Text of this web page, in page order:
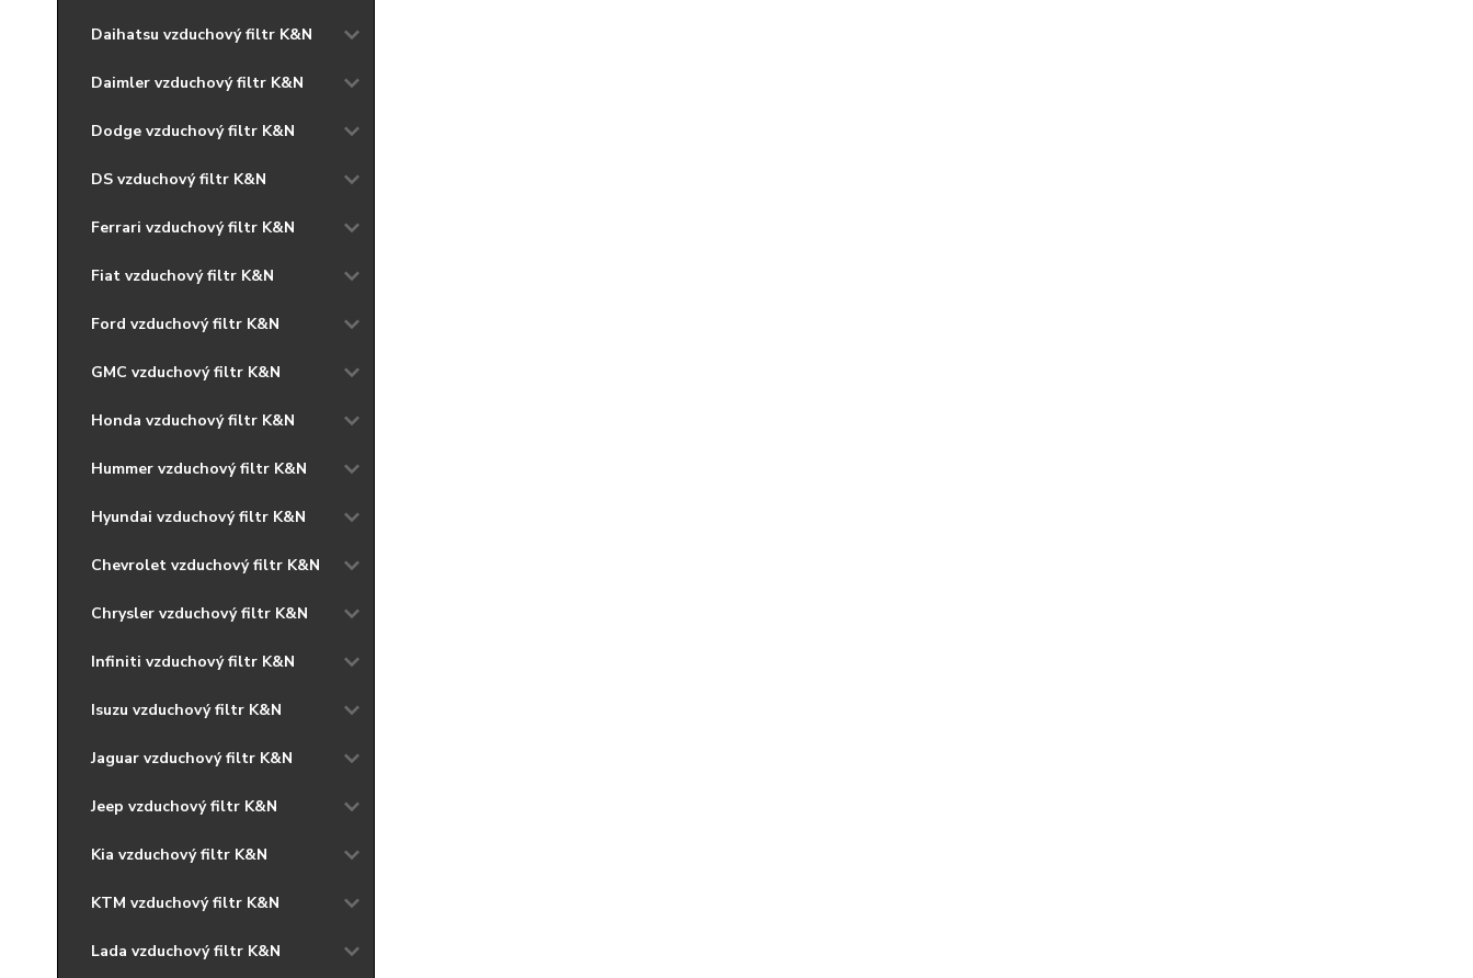
Daihatsu vzduchový filtr K&N
Daimler vzduchový filtr K&N
Dodge vzduchový filtr K&N
DS vzduchový filtr K&N
Ferrari vzduchový filtr K&N
Fiat vzduchový filtr K&N
Ford vzduchový filtr K&N
GMC vzduchový filtr K&N
Honda vzduchový filtr K&N
Hummer vzduchový filtr K&N
Hyundai vzduchový filtr K&N
Chevrolet vzduchový filtr K&N
Chrysler vzduchový filtr K&N
Infiniti vzduchový filtr K&N
Isuzu vzduchový filtr K&N
Jaguar vzduchový filtr K&N
Jeep vzduchový filtr K&N
Kia vzduchový filtr K&N
KTM vzduchový filtr K&N
Lada vzduchový filtr K&N